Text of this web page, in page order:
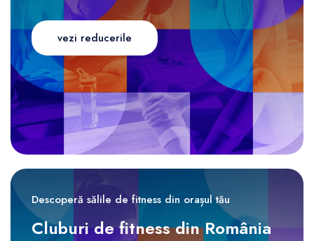
vezi reducerile
Descoperă sălile de fitness din orașul tău
Cluburi de fitness din România